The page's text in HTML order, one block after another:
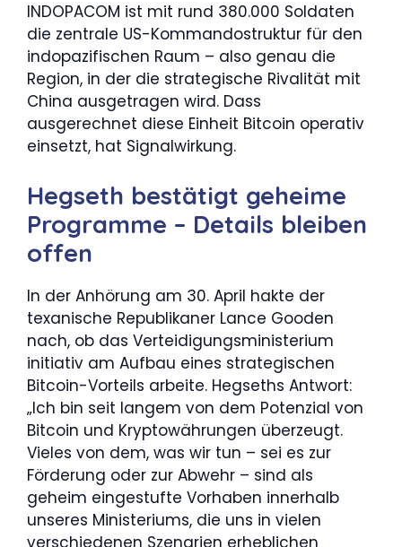
INDOPACOM ist mit rund 380.000 Soldaten
die zentrale US-Kommandostruktur für den
indopazifischen Raum – also genau die
Region, in der die strategische Rivalität mit
China ausgetragen wird. Dass
ausgerechnet diese Einheit Bitcoin operativ
einsetzt, hat Signalwirkung.
Hegseth bestätigt geheime
Programme – Details bleiben
offen
In der Anhörung am 30. April hakte der
texanische Republikaner Lance Gooden
nach, ob das Verteidigungsministerium
initiativ am Aufbau eines strategischen
Bitcoin-Vorteils arbeite. Hegseths Antwort:
„Ich bin seit langem von dem Potenzial von
Bitcoin und Kryptowährungen überzeugt.
Vieles von dem, was wir tun – sei es zur
Förderung oder zur Abwehr – sind als
geheim eingestufte Vorhaben innerhalb
unseres Ministeriums, die uns in vielen
verschiedenen Szenarien erheblichen